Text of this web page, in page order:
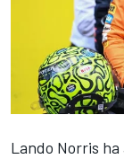
Lando Norris ha